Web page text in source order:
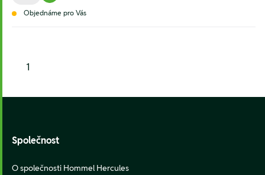
Objednáme pro Vás
1
Společnost
O společnosti Hommel Hercules